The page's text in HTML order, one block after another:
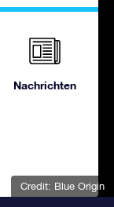
Credit: Blue Origin
Nachrichten